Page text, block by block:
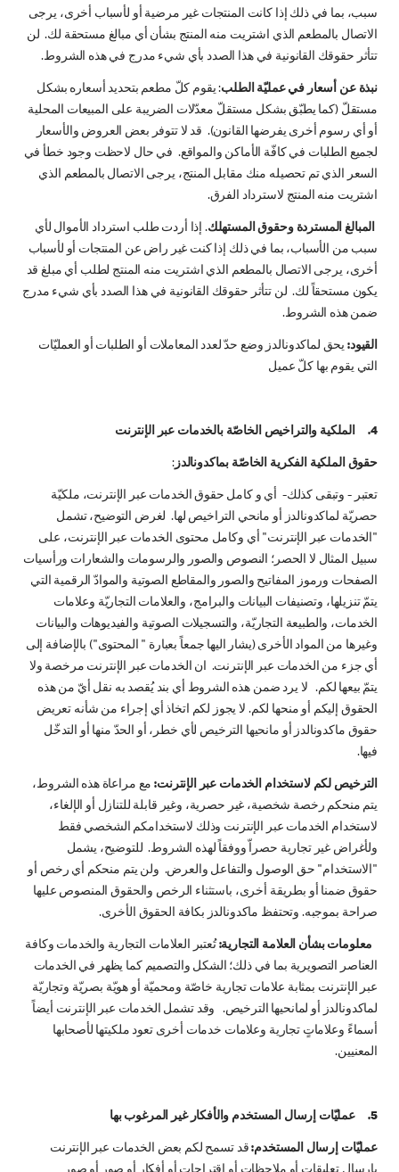
سبب، بما في ذلك إذا كانت المنتجات غير مرضية أو لأسباب أخرى، يرجى
الاتصال بالمطعم الذي اشتريت منه المنتج بشأن أي مبالغ مستحقة لك. لن
تتأثر حقوقك القانونية في هذا الصدد بأي شيء مدرج في هذه الشروط.
نبذة عن أسعار في عمليّة الطلب: يقوم كلّ مطعم بتحديد أسعاره بشكل
مستقلّ (كما يطبّق بشكل مستقلّ معدّلات الضريبة على المبيعات المحلية
أو أي رسوم أخرى يفرضها القانون). قد لا تتوفر بعض العروض والأسعار
لجميع الطلبات في كافّة الأماكن والمواقع. في حال لاحظت وجود خطأ في
السعر الذي تم تحصيله منك مقابل المنتج، يرجى الاتصال بالمطعم الذي
اشتريت منه المنتج لاسترداد الفرق.
المبالغ المستردة وحقوق المستهلك. إذا أردت طلب استرداد الأموال لأي
سبب من الأسباب، بما في ذلك إذا كنت غير راض عن المنتجات أو لأسباب
أخرى، يرجى الاتصال بالمطعم الذي اشتريت منه المنتج لطلب أي مبلغ قد
يكون مستحقاً لك. لن تتأثر حقوقك القانونية في هذا الصدد بأي شيء مدرج
ضمن هذه الشروط.
القيود:يحق لماكدونالدز وضع حدّ لعدد المعاملات أو الطلبات أو العمليّات
التي يقوم بها كلّ عميل
4. الملكية والتراخيص الخاصّة بالخدمات عبر الإنترنت
حقوق الملكية الفكرية الخاصّة بماكدونالدز:
تعتبر - وتبقى كذلك- أي و كامل حقوق الخدمات عبر الإنترنت، ملكيّة
حصريّة لماكدونالدز أو مانحي التراخيص لها. لغرض التوضيح، تشمل
"الخدمات عبر الإنترنت" أي وكامل محتوى الخدمات عبر الإنترنت، على
سبيل المثال لا الحصر؛ النصوص والصور والرسومات والشعارات ورأسيات
الصفحات ورموز المفاتيح والصور والمقاطع الصوتية والموادّ الرقمية التي
يتمّ تنزيلها، وتصنيفات البيانات والبرامج، والعلامات التجاريّة وعلامات
الخدمات، والطبيعة التجاريّة، والتسجيلات الصوتية والفيديوهات والبيانات
وغيرها من المواد الأخرى (يشار اليها جمعاً بعبارة " المحتوى") بالإضافة إلى
أي جزء من الخدمات عبر الإنترنت. ان الخدمات عبر الإنترنت مرخصة ولا
يتمّ بيعها لكم. لا يرد ضمن هذه الشروط أي بند يُقصد به نقل أيّ من هذه
الحقوق إليكم أو منحها لكم. لا يجوز لكم اتخاذ أي إجراء من شأنه تعريض
حقوق ماكدونالدز أو مانحيها الترخيص لأي خطر، أو الحدّ منها أو التدخّل
فيها.
الترخيص لكم لاستخدام الخدمات عبر الإنترنت: مع مراعاة هذه الشروط،
يتم منحكم رخصة شخصية، غير حصرية، وغير قابلة للتنازل أو الإلغاء،
لاستخدام الخدمات عبر الإنترنت وذلك لاستخدامكم الشخصي فقط
ولأغراض غير تجارية حصراّ ووفقاً لهذه الشروط. للتوضيح، يشمل
"الاستخدام" حق الوصول والتفاعل والعرض. ولن يتم منحكم أي رخص أو
حقوق ضمنا أو بطريقة أخرى، باستثناء الرخص والحقوق المنصوص عليها
صراحة بموجبه. وتحتفظ ماكدونالدز بكافة الحقوق الأخرى.
معلومات بشأن العلامة التجارية:تُعتبر العلامات التجارية والخدمات وكافة
العناصر التصويرية بما في ذلك؛ الشكل والتصميم كما يظهر في الخدمات
عبر الإنترنت بمثابة علامات تجارية خاصّة ومحميّة أو هويّة بصريّة وتجاريّة
لماكدونالدز أو لمانحيها الترخيص. وقد تشمل الخدمات عبر الإنترنت أيضاً
أسماءً وعلاماتٍ تجارية وعلامات خدمات أخرى تعود ملكيتها لأصحابها
المعنيين.
5. عمليّات إرسال المستخدم والأفكار غير المرغوب بها
عمليّات إرسال المستخدم: قد تسمح لكم بعض الخدمات عبر الإنترنت